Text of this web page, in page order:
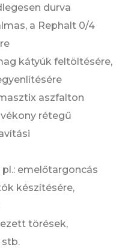
durva
a Rephalt 0/4
kátyúk feltöltésére,
aszfalton
rétegű
emelőtargoncás
készítésére,
törések,
stb.